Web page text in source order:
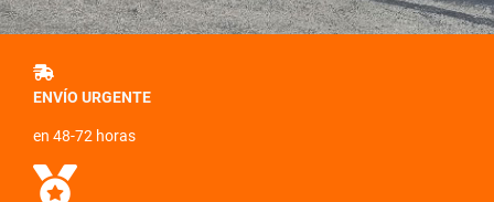
ENVÍO URGENTE
en 48-72 horas